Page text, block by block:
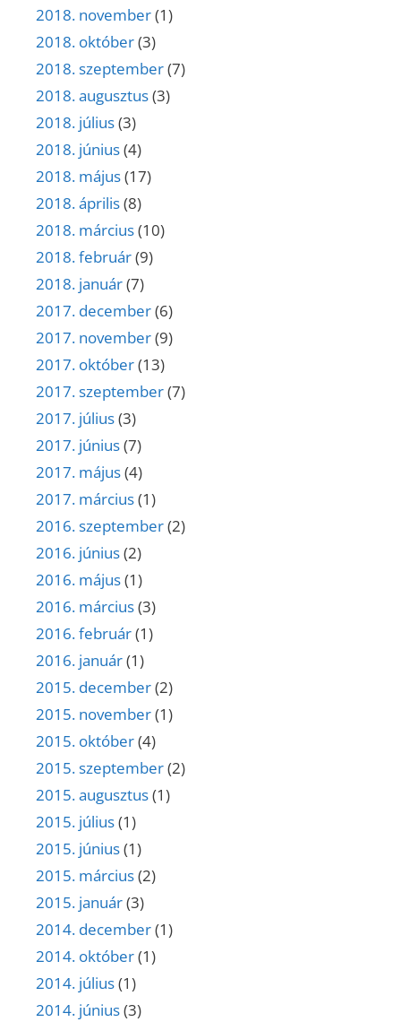
2018. november(1)
2018. október(3)
2018. szeptember(7)
2018. augusztus(3)
2018. július(3)
2018. június(4)
2018. május(17)
2018. április(8)
2018. március(10)
2018. február(9)
2018. január(7)
2017. december(6)
2017. november(9)
2017. október(13)
2017. szeptember(7)
2017. július(3)
2017. június(7)
2017. május(4)
2017. március(1)
2016. szeptember(2)
2016. június(2)
2016. május(1)
2016. március(3)
2016. február(1)
2016. január(1)
2015. december(2)
2015. november(1)
2015. október(4)
2015. szeptember(2)
2015. augusztus(1)
2015. július(1)
2015. június(1)
2015. március(2)
2015. január(3)
2014. december(1)
2014. október(1)
2014. július(1)
2014. június(3)